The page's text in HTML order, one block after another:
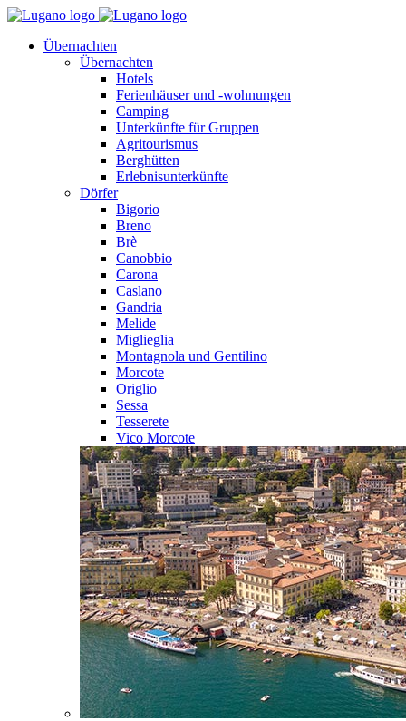
Übernachten
Übernachten
Hotels
Ferienhäuser und -wohnungen
Camping
Unterkünfte für Gruppen
Agritourismus
Berghütten
Erlebnisunterkünfte
Dörfer
Bigorio
Breno
Brè
Canobbio
Carona
Caslano
Gandria
Melide
Miglieglia
Montagnola und Gentilino
Morcote
Origlio
Sessa
Tesserete
Vico Morcote